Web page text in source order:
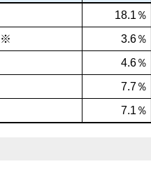
18.1％
※ 3.6％
4.6％
7.7％
7.1％